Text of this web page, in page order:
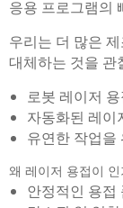
응용 프로그램의
우리는 더 많은
대체하는 것을 관
로봇 레이저
자동화된 레이
유연한 작업을
왜 레이저 용접이
안정적인 용접